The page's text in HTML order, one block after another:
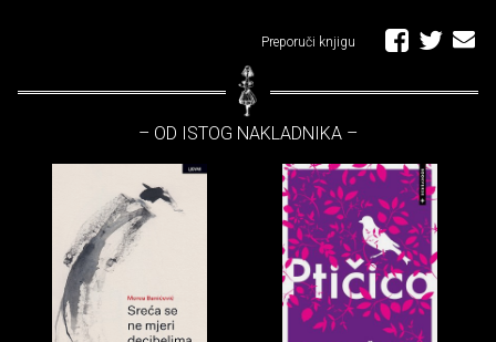
Preporuči knjigu
– OD ISTOG NAKLADNIKA –